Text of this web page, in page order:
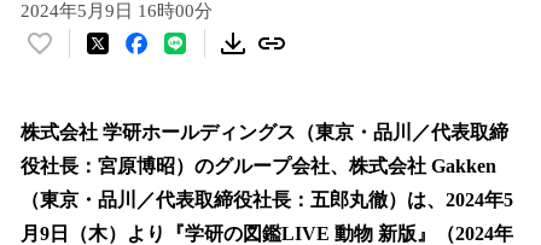
2024年5月9日 16時00分
い
！
数
を
読
み
株式会社 学研ホールディングス（東京・品川／代表取締
役社長：宮原博昭）のグループ会社、株式会社 Gakken
（東京・品川／代表取締役社長：五郎丸徹）は、2024年5
月9日（木）より『学研の図鑑LIVE 動物 新版』（2024年